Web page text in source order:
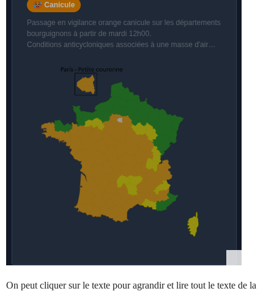
On peut cliquer sur le texte pour agrandir et lire tout le texte de la